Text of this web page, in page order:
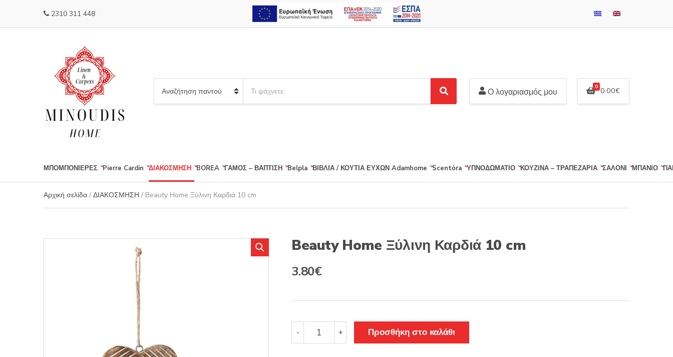
2310 311 448
a
y
n
a
m
a
o
d
u
:
S
e
Ο λογαριασμός μου 0 0.00€
ΜΠΟΜΠΟΝΙΕΡΕΣ Pierre Cardin ΔΙΑΚΟΣΜΗΣΗ BOREA ΓΑΜΟΣ – ΒΑΠΤΙΣΗ Belpla ΒΙΒΛΙΑ / ΚΟΥΤΙΑ ΕΥΧΩΝ Adamhome Scentόra ΥΠΝΟΔΩΜΑΤΙΟ ΚΟΥΖΙΝΑ – ΤΡΑΠΕΖΑΡΙΑ ΣΑΛΟΝΙ ΜΠΑΝΙΟ
Αρχική σελίδα / ΔΙΑΚΟΣΜΗΣΗ / Beauty Home Ξύλινη Καρδιά 10 cm
Beauty Home Ξύλινη Καρδιά 10 cm
3.80€
-
Beauty
Home
+ Προσθήκη στο καλάθι